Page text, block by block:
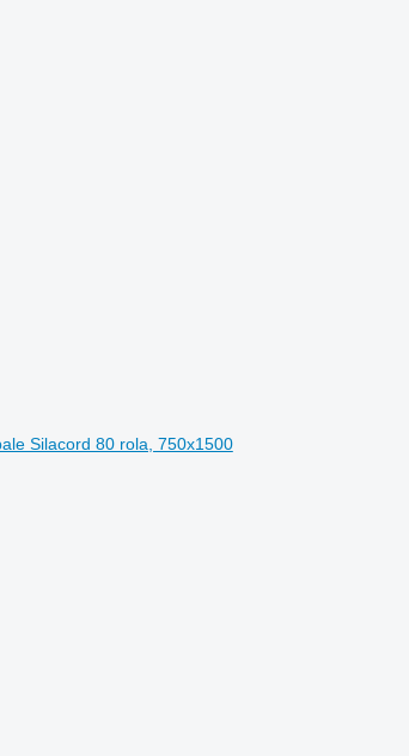
Silacord 80 rola, 750x1500